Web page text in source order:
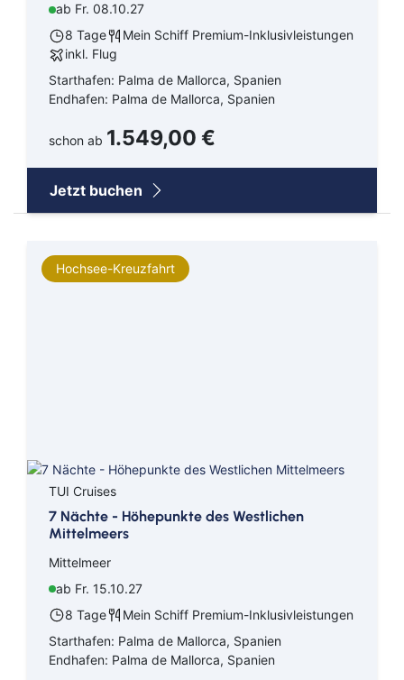
ab Fr. 08.10.27
8 Tage
Mein Schiff Premium-Inklusivleistungen
inkl. Flug
Starthafen: Palma de Mallorca, Spanien
Endhafen: Palma de Mallorca, Spanien
schon ab 1.549,00 €
Jetzt buchen
Hochsee-Kreuzfahrt
TUI Cruises
7 Nächte - Höhepunkte des Westlichen
Mittelmeers
Mittelmeer
ab Fr. 15.10.27
8 Tage
Mein Schiff Premium-Inklusivleistungen
Starthafen: Palma de Mallorca, Spanien
Endhafen: Palma de Mallorca, Spanien